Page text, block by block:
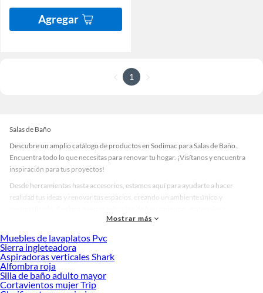
Agregar
1
Salas de Baño
Descubre un amplio catálogo de productos en Sodimac para Salas de Baño.
Encuentra todo lo que necesitas para renovar tu hogar. ¡Visítanos y encuentra
inspiración para tus proyectos!
Desde herramientas hasta accesorios, estamos aquí para ayudarte a hacer
realidad tus ideas y renovar tus espacios, creando un ambiente único y
accesorios de calidad que te ayudarán a crear un espacio más tú.
Desde remodelaciones hasta proyectos de decoración, estamos aquí para hacer
tus ideas realidad. ¡Visítanos y encuentra todo lo que tenemos para ofrecerte en
Salas de Baño!
Explora la variedad de productos de Salas de Baño en Sodimac
Mostrar más
Muebles de lavaplatos Pvc
Sierra ingleteadora
Aspiradoras verticales Shark
Alfombra roja
Silla de baño adulto mayor
Cortavientos mujer Trip